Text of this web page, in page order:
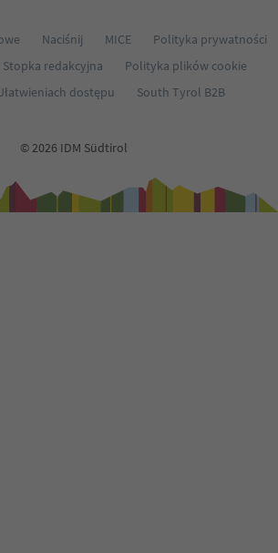
Naciśnij MICE
Polityka prywatności
Stopka redakcyjna
Polityka plików cookie
dostępu South Tyrol B2B
© 2026 IDM Südtirol